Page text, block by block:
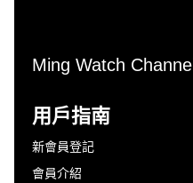
Ming Watch Channel
用戶指南
新會員登記
會員介紹